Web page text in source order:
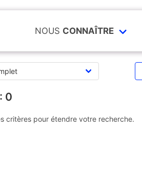
NOUS CONNAÎTRE
0
critères pour étendre votre recherche.